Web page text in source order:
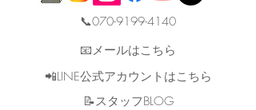
📞070-9199-4140
📧メールはこちら
📲LINE公式アカウントはこちら
​📝スタッフBLOG